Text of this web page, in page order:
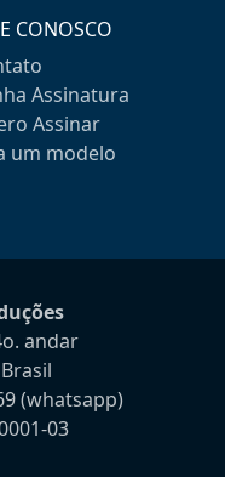
CONOSCO
Assinatura
Assinar
um modelo
andar
(whatsapp)
03